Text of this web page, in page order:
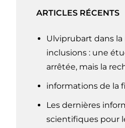
ARTICLES RÉCENTS
Ulviprubart dans la
inclusions : une
arrêtée, mais la
informations de la
Les dernières
scientifiques pour